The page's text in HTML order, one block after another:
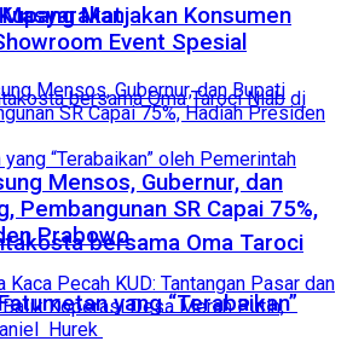
bersama Oma Taroci
yang “Terabaikan”
Manjakan Konsumen
Event Spesial
Mensos, Gubernur, dan
Pembangunan SR Capai 75%,
Prabowo